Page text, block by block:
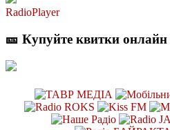
RadioPlayer
🎫 Купуйте квитки онлайн